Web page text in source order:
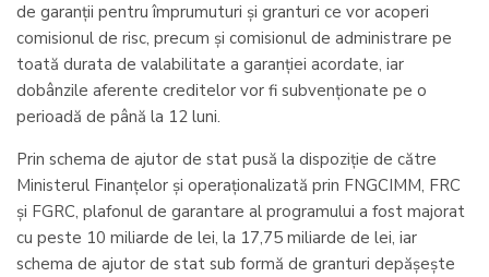
de garanții pentru împrumuturi și granturi ce vor acoperi
comisionul de risc, precum și comisionul de administrare pe
toată durata de valabilitate a garanției acordate, iar
dobânzile aferente creditelor vor fi subvenționate pe o
perioadă de până la 12 luni.
Prin schema de ajutor de stat pusă la dispoziție de către
Ministerul Finanțelor și operaționalizată prin FNGCIMM, FRC
și FGRC, plafonul de garantare al programului a fost majorat
cu peste 10 miliarde de lei, la 17,75 miliarde de lei, iar
schema de ajutor de stat sub formă de granturi depășește